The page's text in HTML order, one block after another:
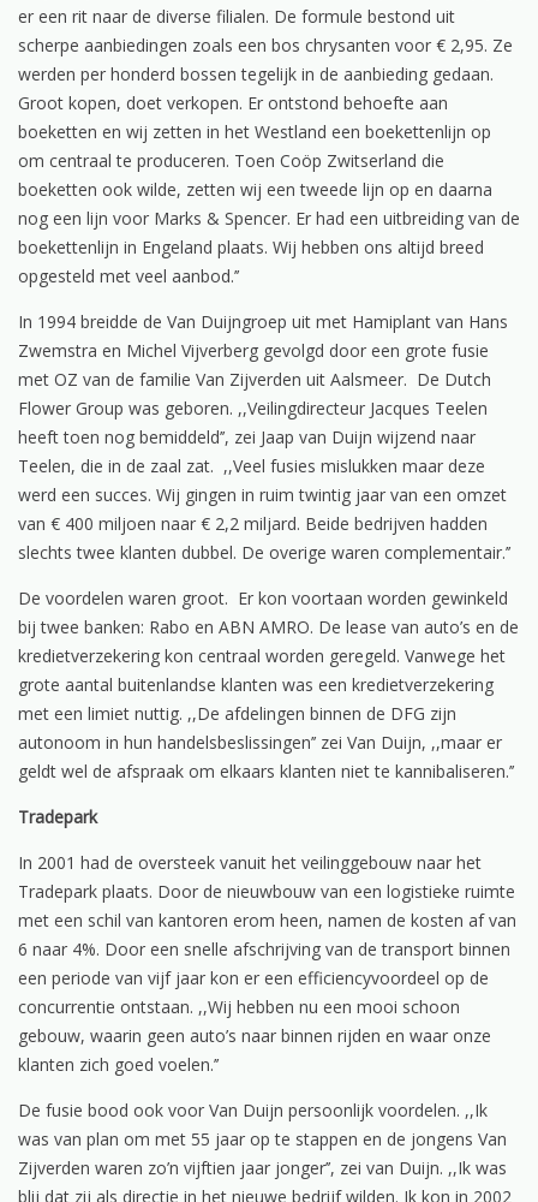
er een rit naar de diverse filialen. De formule bestond uit
scherpe aanbiedingen zoals een bos chrysanten voor € 2,95. Ze
werden per honderd bossen tegelijk in de aanbieding gedaan.
Groot kopen, doet verkopen. Er ontstond behoefte aan
boeketten en wij zetten in het Westland een boekettenlijn op
om centraal te produceren. Toen Coöp Zwitserland die
boeketten ook wilde, zetten wij een tweede lijn op en daarna
nog een lijn voor Marks & Spencer. Er had een uitbreiding van de
boekettenlijn in Engeland plaats. Wij hebben ons altijd breed
opgesteld met veel aanbod.’’
In 1994 breidde de Van Duijngroep uit met Hamiplant van Hans
Zwemstra en Michel Vijverberg gevolgd door een grote fusie
met OZ van de familie Van Zijverden uit Aalsmeer. De Dutch
Flower Group was geboren. ,,Veilingdirecteur Jacques Teelen
heeft toen nog bemiddeld’’, zei Jaap van Duijn wijzend naar
Teelen, die in de zaal zat. ,,Veel fusies mislukken maar deze
werd een succes. Wij gingen in ruim twintig jaar van een omzet
van € 400 miljoen naar € 2,2 miljard. Beide bedrijven hadden
slechts twee klanten dubbel. De overige waren complementair.’’
De voordelen waren groot. Er kon voortaan worden gewinkeld
bij twee banken: Rabo en ABN AMRO. De lease van auto’s en de
kredietverzekering kon centraal worden geregeld. Vanwege het
grote aantal buitenlandse klanten was een kredietverzekering
met een limiet nuttig. ,,De afdelingen binnen de DFG zijn
autonoom in hun handelsbeslissingen’’ zei Van Duijn, ,,maar er
geldt wel de afspraak om elkaars klanten niet te kannibaliseren.’’
Tradepark
In 2001 had de oversteek vanuit het veilinggebouw naar het
Tradepark plaats. Door de nieuwbouw van een logistieke ruimte
met een schil van kantoren erom heen, namen de kosten af van
6 naar 4%. Door een snelle afschrijving van de transport binnen
een periode van vijf jaar kon er een efficiencyvoordeel op de
concurrentie ontstaan. ,,Wij hebben nu een mooi schoon
gebouw, waarin geen auto’s naar binnen rijden en waar onze
klanten zich goed voelen.’’
De fusie bood ook voor Van Duijn persoonlijk voordelen. ,,Ik
was van plan om met 55 jaar op te stappen en de jongens Van
Zijverden waren zo’n vijftien jaar jonger’’, zei van Duijn. ,,Ik was
blij dat zij als directie in het nieuwe bedrijf wilden. Ik kon in 2002